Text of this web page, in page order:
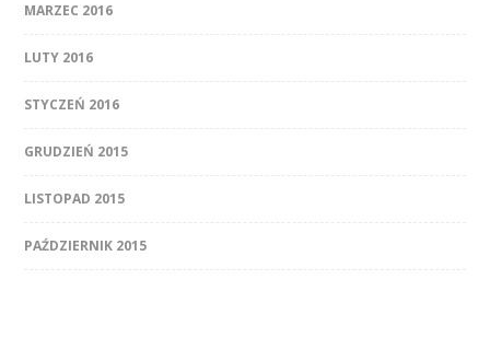
MARZEC 2016
LUTY 2016
STYCZEŃ 2016
GRUDZIEŃ 2015
LISTOPAD 2015
PAŹDZIERNIK 2015